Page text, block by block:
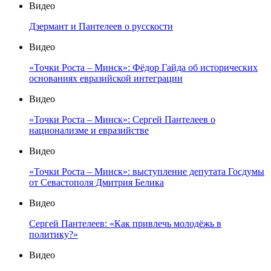
Видео
Дзермант и Пантелеев о русскости
Видео
«Точки Роста – Минск»: Фёдор Гайда об исторических
основаниях евразийской интеграции
Видео
«Точки Роста – Минск»: Сергей Пантелеев о
национализме и евразийстве
Видео
«Точки Роста – Минск»: выступление депутата Госдумы
от Севастополя Дмитрия Белика
Видео
Сергей Пантелеев: «Как привлечь молодёжь в
политику?»
Видео